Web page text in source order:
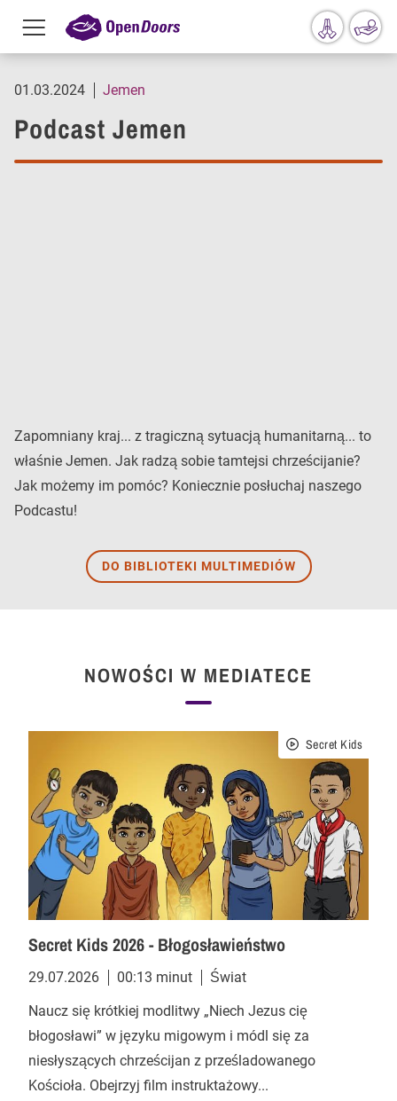
Menu
toggle
01.03.2024
Jemen
Podcast Jemen
Zapomniany kraj... z tragiczną sytuacją humanitarną... to
właśnie Jemen. Jak radzą sobie tamtejsi chrześcijanie?
Jak możemy im pomóc? Koniecznie posłuchaj naszego
Podcastu!
DO BIBLIOTEKI MULTIMEDIÓW
NOWOŚCI W MEDIATECE
Secret Kids
Secret Kids 2026 - Błogosławieństwo
29.07.2026 00:13 minut
Świat
Naucz się krótkiej modlitwy „Niech Jezus cię
błogosławi” w języku migowym i módl się za
niesłyszących chrześcijan z prześladowanego
Kościoła. Obejrzyj film instruktażowy...